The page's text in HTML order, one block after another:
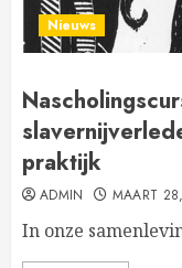
Nieuws
praktijk
ADMIN MAART
In onze